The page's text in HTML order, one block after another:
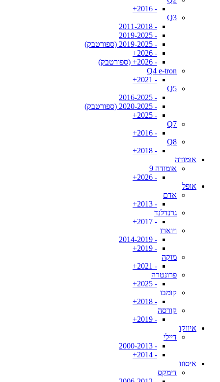
- 2016+
Q3
- 2011-2018
- 2019-2025
- 2019-2025 (ספורטבק)
- 2026+
- 2026+ (ספורטבק)
Q4 e-tron
- 2021+
Q5
- 2016-2025
- 2020-2025 (ספורטבק)
- 2025+
Q7
- 2016+
Q8
- 2018+
אומודה
אומודה 9
- 2026+
אופל
אדם
- 2013+
גרנדלנד
- 2017+
ויוארו
- 2014-2019
- 2019+
מוקה
- 2021+
פרונטרה
- 2025+
קומבו
- 2018+
קורסה
- 2019+
איווקו
דיילי
- 2000-2013
- 2014+
איסוזו
דימקס